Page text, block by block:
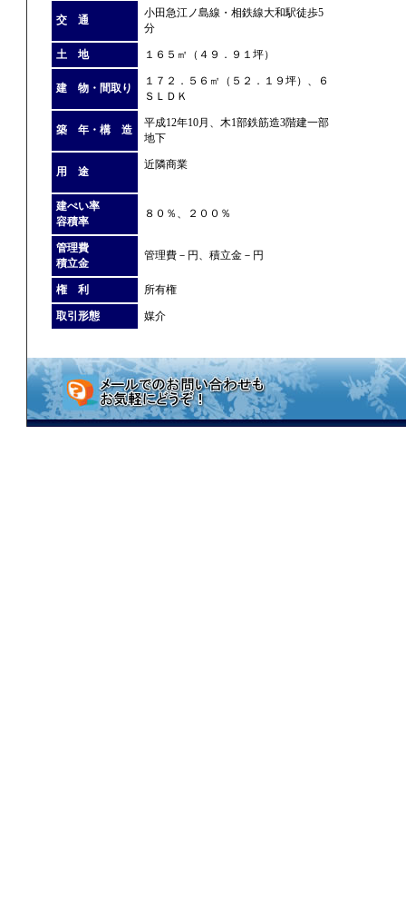
交 通
小田急江ノ島線・相鉄線大和駅徒歩5
分
土 地 １６５㎡（４９．９１坪）
建 物・間取り
１７２．５６㎡（５２．１９坪）、６
ＳＬＤＫ
築 年・構 造
平成12年10月、木1部鉄筋造3階建一部
地下
用 途
近隣商業
建ぺい率
容積率
８０％、２００％
管理費
積立金
管理費－円、積立金－円
権 利 所有権
取引形態 媒介